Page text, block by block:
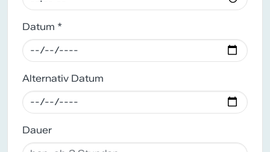
Datum *
Alternativ Datum
Dauer